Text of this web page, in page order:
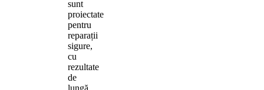
sunt
proiectate
pentru
reparații
sigure,
cu
rezultate
de
lungă